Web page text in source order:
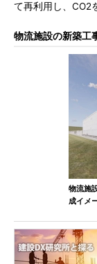
て再利用し、CO2
物流施設の新築工
物流施
成イメ